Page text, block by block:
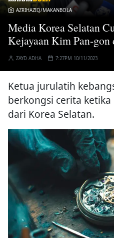
AZRIHAZIQ/MAKANBOLA
Media Korea Selatan
Kejayaan Kim Pan-gon
ZAYD ADHA 7:27PM 10/11/2023
Ketua jurulatih
berkongsi cerita
dari Korea Selatan.